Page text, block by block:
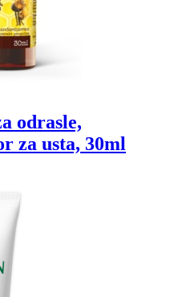
odrasle,
za usta, 30ml